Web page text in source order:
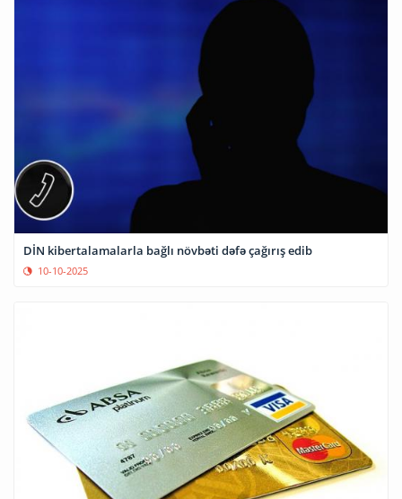
DİN kibertalamalarla bağlı növbəti dəfə çağırış edib
10-10-2025